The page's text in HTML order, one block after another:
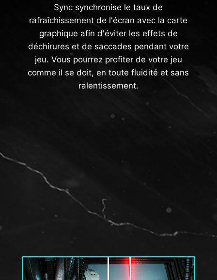
Sync synchronise le taux de
rafraîchissement de l'écran avec la carte
graphique afin d'éviter les effets de
déchirures et de saccades pendant votre
jeu. Vous pourrez profiter de votre jeu
comme il se doit, en toute fluidité et sans
ralentissement.